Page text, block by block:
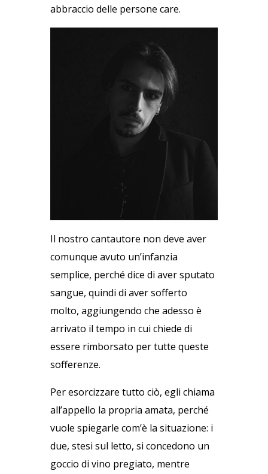
abbraccio delle persone care.
Il nostro cantautore non deve aver
comunque avuto un’infanzia
semplice, perché dice di aver sputato
sangue, quindi di aver sofferto
molto, aggiungendo che adesso è
arrivato il tempo in cui chiede di
essere rimborsato per tutte queste
sofferenze.
Per esorcizzare tutto ciò, egli chiama
all’appello la propria amata, perché
vuole spiegarle com’è la situazione: i
due, stesi sul letto, si concedono un
goccio di vino pregiato, mentre